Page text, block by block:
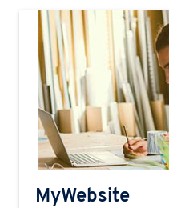
MyWebsite